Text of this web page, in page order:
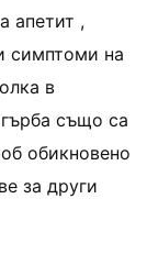
апетит ,
симптоми на
в
също са
обикновено
за други